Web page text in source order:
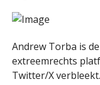
Andrew Torba is
extreemrechts
Twitter/X verbleekt.